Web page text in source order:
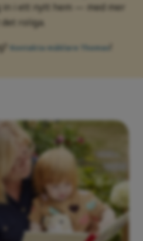
in i ett nytt hem — med mer
roliga.
Kontakta mäklare Thomas